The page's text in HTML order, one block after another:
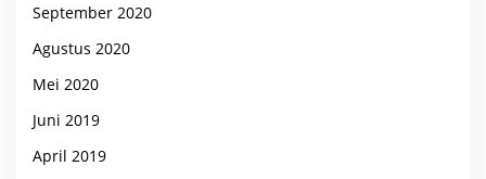
September 2020
Agustus 2020
Mei 2020
Juni 2019
April 2019